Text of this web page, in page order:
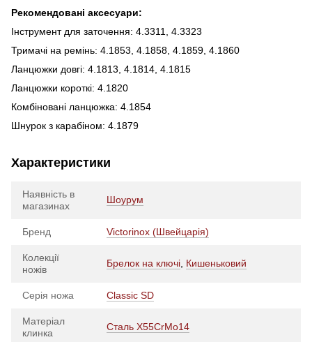
Рекомендовані аксесуари:
Інструмент для заточення: 4.3311, 4.3323
Тримачі на ремінь: 4.1853, 4.1858, 4.1859, 4.1860
Ланцюжки довгі: 4.1813, 4.1814, 4.1815
Ланцюжки короткі: 4.1820
Комбіновані ланцюжка: 4.1854
Шнурок з карабіном: 4.1879
Характеристики
Наявність в
магазинах
Шоурум
Бренд Victorinox (Швейцарія)
Колекції
ножів
Брелок на ключі Кишеньковий
Серія ножа Classic SD
Матеріал
клинка
Сталь X55CrMo14